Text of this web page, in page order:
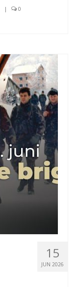
| 0
15
JUN 2026